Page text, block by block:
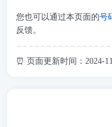
您也可以通过本页面的号
反馈。
⏰ 页面更新时间：2024-